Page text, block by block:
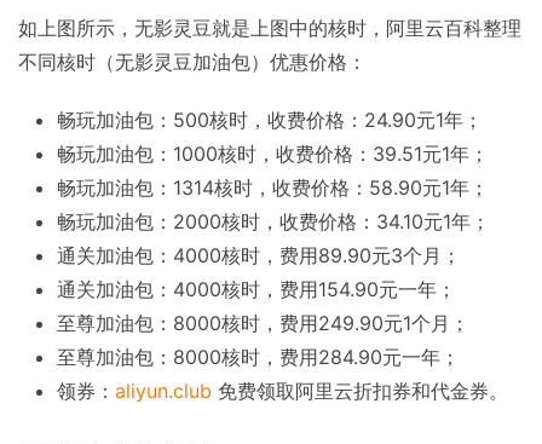
如上图所示，无影灵豆就是上图中的核时，阿里云百科整理
不同核时（无影灵豆加油包）优惠价格：
畅玩加油包：500核时，收费价格：24.90元1年；
畅玩加油包：1000核时，收费价格：39.51元1年；
畅玩加油包：1314核时，收费价格：58.90元1年；
畅玩加油包：2000核时，收费价格：34.10元1年；
通关加油包：4000核时，费用89.90元3个月；
通关加油包：4000核时，费用154.90元一年；
至尊加油包：8000核时，费用249.90元1个月；
至尊加油包：8000核时，费用284.90元一年；
领券： aliyun.club 免费领取阿里云折扣券和代金券。